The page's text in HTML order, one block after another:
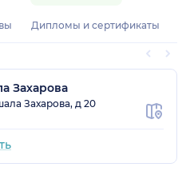
Дипломы и сертификаты
Захарова
Захарова, д 20